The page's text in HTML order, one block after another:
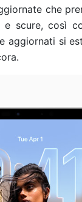
che
scure, così
aggiornati si